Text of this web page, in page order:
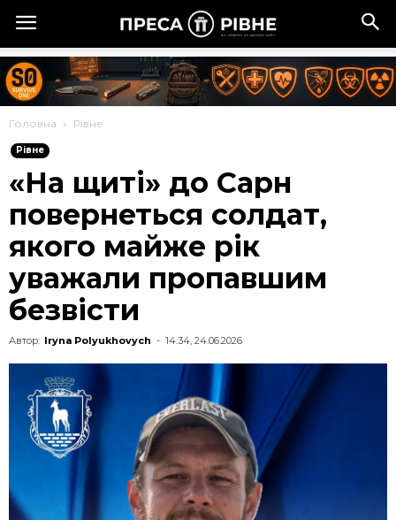
Головна Рівне
Рівне
«На щиті» до Сарн
повернеться солдат,
якого майже рік
уважали пропавшим
безвісти
Автор: Iryna Polyukhovych - 14:34, 24.06.2026